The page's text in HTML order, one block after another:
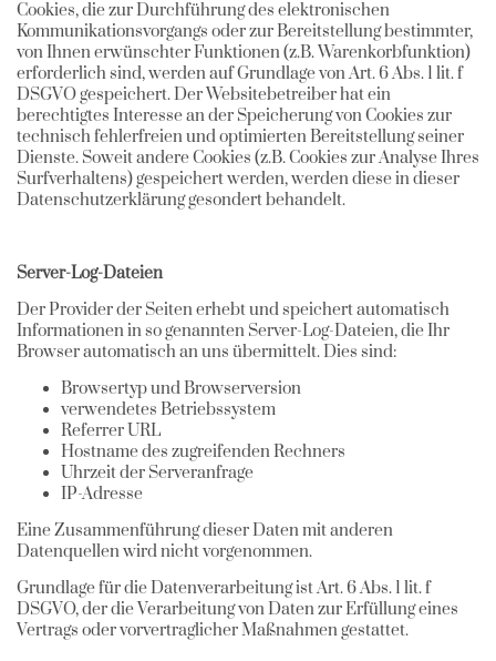
Cookies, die zur Durchführung des elektronischen
Kommunikationsvorgangs oder zur Bereitstellung bestimmter,
von Ihnen erwünschter Funktionen (z.B. Warenkorbfunktion)
erforderlich sind, werden auf Grundlage von Art. 6 Abs. 1 lit. f
DSGVO gespeichert. Der Websitebetreiber hat ein
berechtigtes Interesse an der Speicherung von Cookies zur
technisch fehlerfreien und optimierten Bereitstellung seiner
Dienste. Soweit andere Cookies (z.B. Cookies zur Analyse Ihres
Surfverhaltens) gespeichert werden, werden diese in dieser
Datenschutzerklärung gesondert behandelt.
Server-Log-Dateien
Der Provider der Seiten erhebt und speichert automatisch
Informationen in so genannten Server-Log-Dateien, die Ihr
Browser automatisch an uns übermittelt. Dies sind:
Browsertyp und Browserversion
verwendetes Betriebssystem
Referrer URL
Hostname des zugreifenden Rechners
Uhrzeit der Serveranfrage
IP-Adresse
Eine Zusammenführung dieser Daten mit anderen
Datenquellen wird nicht vorgenommen.
Grundlage für die Datenverarbeitung ist Art. 6 Abs. 1 lit. f
DSGVO, der die Verarbeitung von Daten zur Erfüllung eines
Vertrags oder vorvertraglicher Maßnahmen gestattet.